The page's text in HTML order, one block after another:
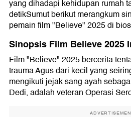
yang dihadapi kehidupan rumah
detikSumut berikut merangkum
pemain film "Believe" 2025 di
Sinopsis Film Believe 2025
Film "Believe" 2025 bercerita
trauma Agus dari kecil yang
mengikuti jejak sang ayah
Dedi, adalah veteran Operasi